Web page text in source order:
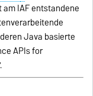
IAF entstandene
Java basierte
APIs for